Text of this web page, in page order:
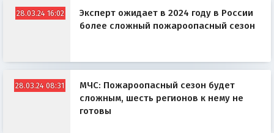
28.03.24 16:02
Эксперт ожидает в 2024 году в России
более сложный пожароопасный сезон
28.03.24 08:31
МЧС: Пожароопасный сезон будет
сложным, шесть регионов к нему не
готовы